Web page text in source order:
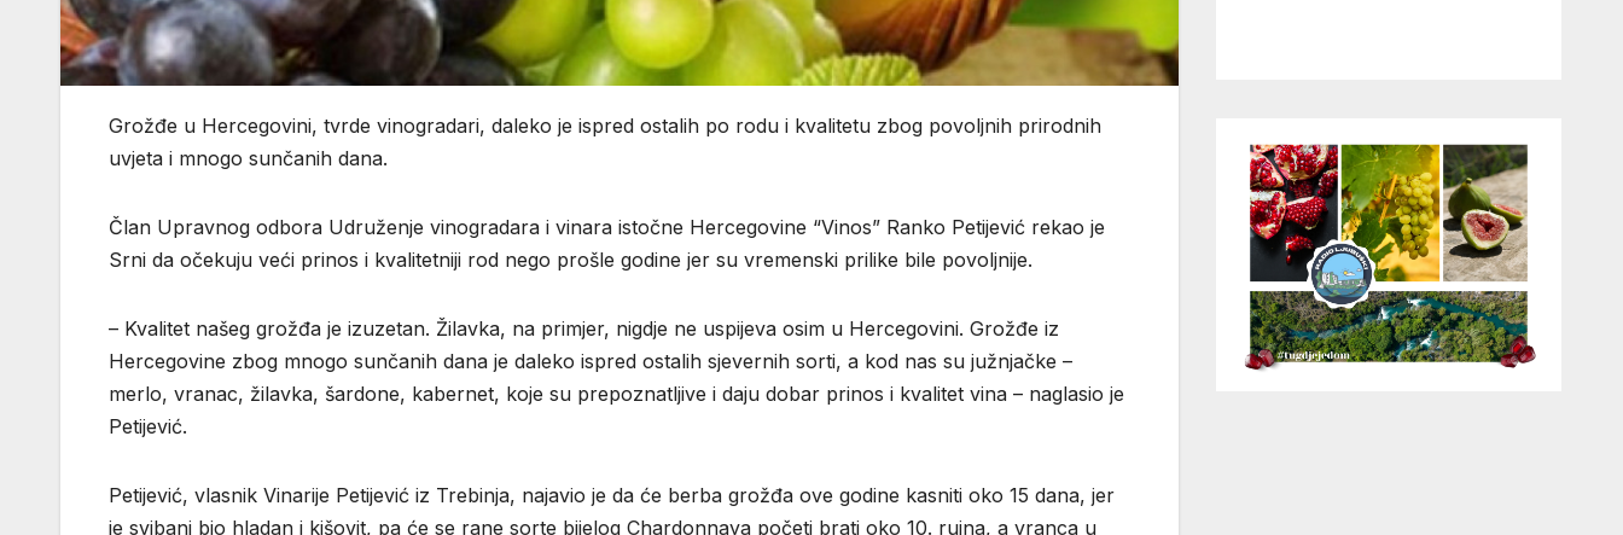
Grožđe u Hercegovini, tvrde vinogradari, daleko je ispred ostalih po rodu i kvalitetu zbog povoljnih prirodnih
uvjeta i mnogo sunčanih dana.
Član Upravnog odbora Udruženje vinogradara i vinara istočne Hercegovine “Vinos” Ranko Petijević rekao je
Srni da očekuju veći prinos i kvalitetniji rod nego prošle godine jer su vremenski prilike bile povoljnije.
– Kvalitet našeg grožđa je izuzetan. Žilavka, na primjer, nigdje ne uspijeva osim u Hercegovini. Grožđe iz
Hercegovine zbog mnogo sunčanih dana je daleko ispred ostalih sjevernih sorti, a kod nas su južnjačke –
merlo, vranac, žilavka, šardone, kabernet, koje su prepoznatljive i daju dobar prinos i kvalitet vina – naglasio je
Petijević.
Petijević, vlasnik Vinarije Petijević iz Trebinja, najavio je da će berba grožđa ove godine kasniti oko 15 dana, jer
je svibanj bio hladan i kišovit, pa će se rane sorte bijelog Chardonnaya početi brati oko 10. rujna, a vranca u